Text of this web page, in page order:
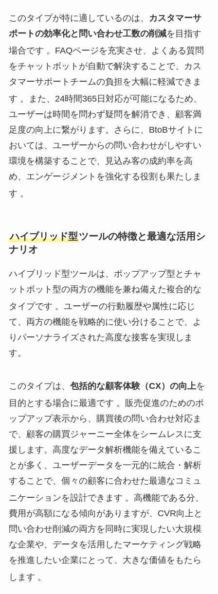
このタイプが特に適しているのは、
カスタマーサ
ポートの効率化と問い合わせ工数の削減を目指す
場合です 。FAQページを充実させ、よくある質問
をチャットボットが自動で解決することで、カス
タマーサポートチームの負担を大幅に軽減できま
す 。また、24時間365日対応が可能になるため、
ユーザーは時間を問わず疑問を解消でき、顧客満
足度の向上に繋がります。さらに、BtoBサイトに
おいては、ユーザーからの問い合わせがしやすい
環境を構築することで、見込み客の成約率を高
め、エンゲージメントを強化する役割も果たしま
す 。
ハイブリッド型ツールの特徴と最適な活用シ
ナリオ
ハイブリッド型ツールは、ポップアップ型とチャ
ットボット型の両方の機能を兼ね備えた複合的な
タイプです 。ユーザーの行動履歴や属性に応じ
て、両方の機能を戦略的に使い分けることで、よ
りパーソナライズされた高度な接客を実現しま
す。
このタイプは、 包括的な顧客体験（CX）の向上を
目的とする場合に最適です 。販売促進のためのポ
ップアップ表示から、購買後の問い合わせ対応ま
で、顧客の購買ジャーニー全体をシームレスに支
援します。高度なデータ解析機能を備えているこ
とが多く、ユーザーデータを一元的に統合・解析
することで、個々の顧客に合わせた最適なコミュ
ニケーションを設計できます 。高機能である分、
費用が高額になる傾向がありますが、CVR向上と
問い合わせ削減の両方を同時に実現したい大規模
な企業や、データを活用したマーケティング戦略
を推進したい企業にとって、大きな価値をもたら
します 。